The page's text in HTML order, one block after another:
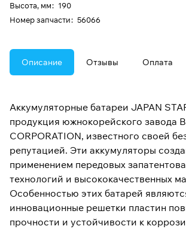
Высота, мм: 190
Номер запчасти: 56066
Описание Отзывы Оплата
Аккумуляторные батареи JAPAN
продукция южнокорейского завода
CORPORATION, известного своей
репутацией. Эти аккумуляторы
применением передовых
технологий и высококачественных
Особенностью этих батарей
инновационные решетки пластин
прочности и устойчивости к